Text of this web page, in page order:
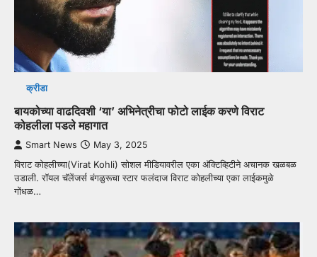
क्रीडा
बायकोच्या वाढदिवशी ‘या’ अभिनेत्रीचा फोटो लाईक करणे विराट
कोहलीला पडले महागात
Smart News May 3, 2025
विराट कोहलीच्या(Virat Kohli) सोशल मीडियावरील एका अ‍ॅक्टिव्हिटीने अचानक खळबळ
उडाली. रॉयल चॅलेंजर्स बंगळुरूचा स्टार फलंदाज विराट कोहलीच्या एका लाईकमुळे
गोंधळ…